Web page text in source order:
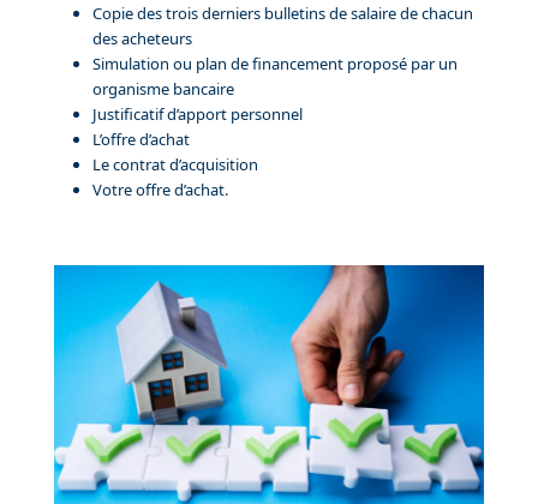
Copie des trois derniers bulletins de salaire de chacun
des acheteurs
Simulation ou plan de financement proposé par un
organisme bancaire
Justificatif d’apport personnel
L’offre d’achat
Le contrat d’acquisition
Votre offre d’achat.